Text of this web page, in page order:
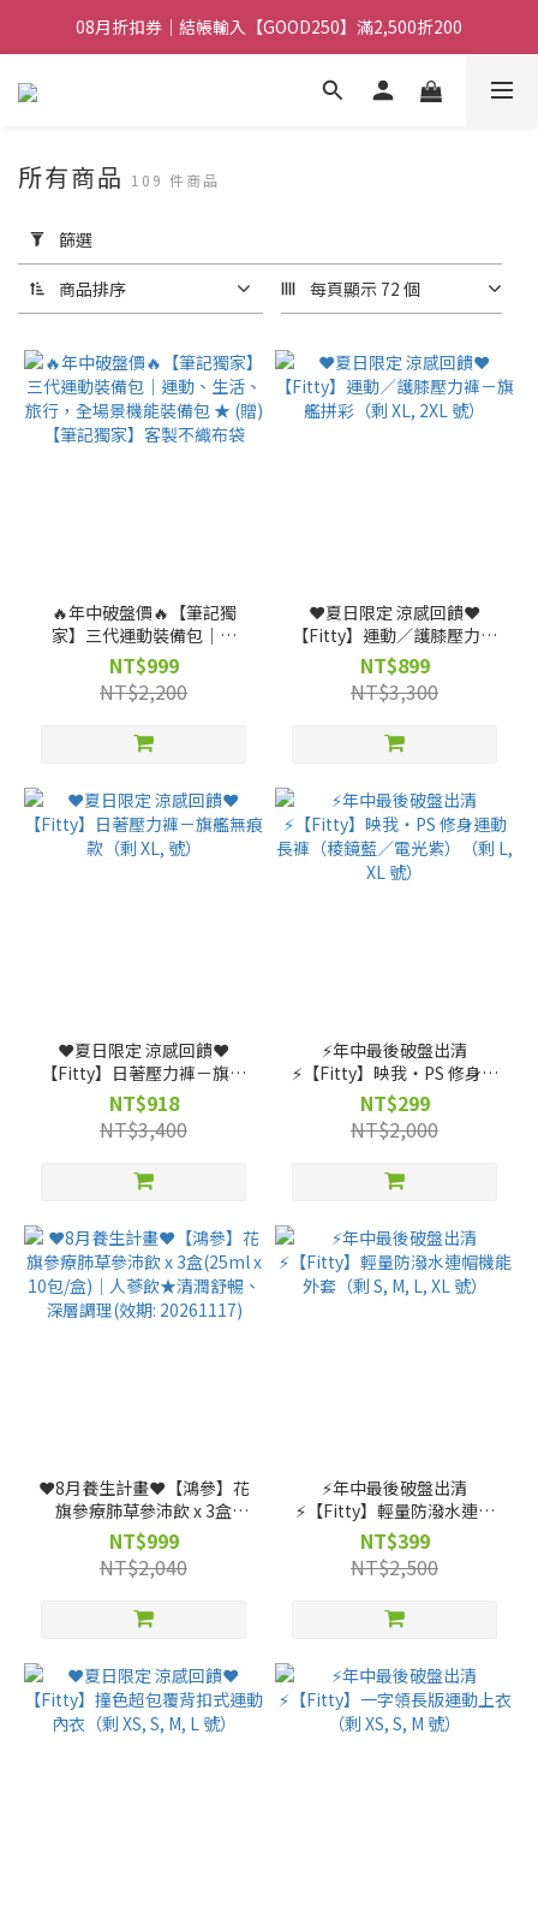
08月折扣券｜結帳輸入【GOOD100】滿1,900折100
08月折扣券｜結帳輸入【GOOD250】滿2,500折200
08月折扣券｜結帳輸入【GOOD100】滿1,900折100
用
篩
選
(0/20)
價格
(NT$)
所有商品 109 件商品
篩選
商品排序 每頁顯示 72 個
🔥年中破盤價🔥【筆記獨
家】三代運動裝備包｜運
動、生活、旅行，全場景機
能裝備包 ★ (贈)【筆記獨
家】客製不織布袋
NT$999
NT$2,200
❤️夏日限定 涼感回饋❤️
【Fitty】運動／護膝壓力褲
－旗艦拼彩（剩 XL, 2XL 號）
NT$899
NT$3,300
❤️夏日限定 涼感回饋❤️
【Fitty】日著壓力褲－旗艦
無痕款（剩 XL, 號）
NT$918
NT$3,400
⚡️年中最後破盤出清
⚡️【Fitty】映我・PS 修身運
動長褲（稜鏡藍／電光紫）
（剩 L, XL 號）
NT$299
NT$2,000
❤️8月養生計畫❤️【鴻參】花
旗參療肺草參沛飲 x 3盒
(25ml x 10包/盒)｜人蔘飲★
清潤舒暢、深層調理(效期:
20261117)
NT$999
NT$2,040
⚡️年中最後破盤出清
⚡️【Fitty】輕量防潑水連帽
機能外套（剩 S, M, L, XL
號）
NT$399
NT$2,500